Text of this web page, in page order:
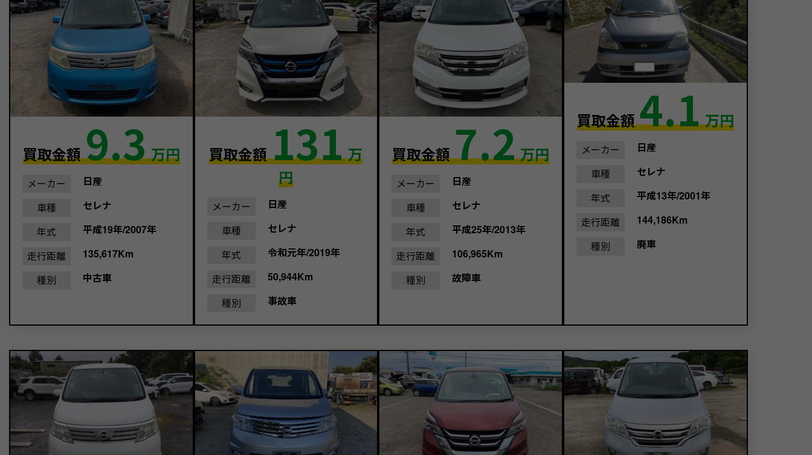
買取金額9.3 万円
メーカー
日産
車種
セレナ
年式
平成19年/2007年
走行距離
135,617Km
種別
中古車
買取金額131 万
円
メーカー
日産
車種
セレナ
年式
令和元年/2019年
走行距離
50,944Km
種別
事故車
買取金額7.2 万円
メーカー
日産
車種
セレナ
年式
平成25年/2013年
走行距離
106,965Km
種別
故障車
買取金額4.1 万円
メーカー
日産
車種
セレナ
年式
平成13年/2001年
走行距離
144,186Km
種別
廃車